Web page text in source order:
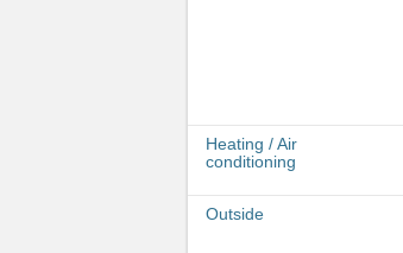
Heating / Air
conditioning
Outside